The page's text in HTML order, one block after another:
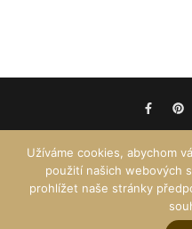
Užíváme cookies, abychom
použití našich webových
prohlížet naše stránky